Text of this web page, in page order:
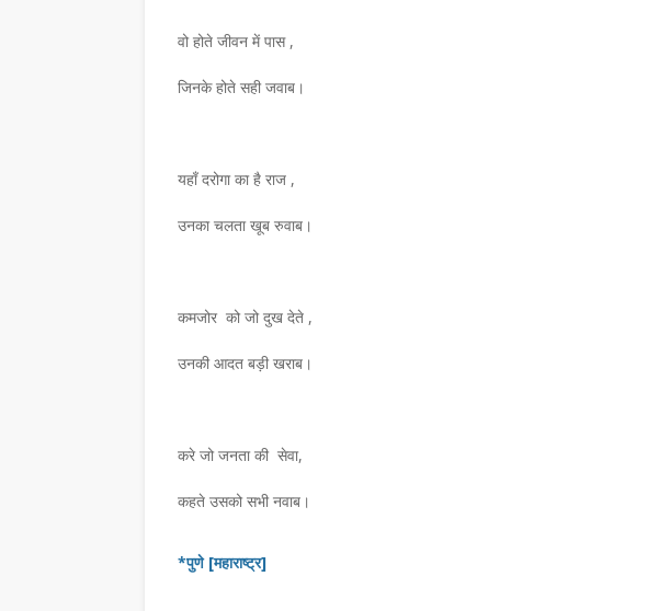
वो होते जीवन में पास ,
जिनके होते सही जवाब।
यहाँ दरोगा का है राज ,
उनका चलता खूब रुवाब।
कमजोर को जो दुख देते ,
उनकी आदत बड़ी खराब।
करे जो जनता की सेवा,
कहते उसको सभी नवाब।
*पुणे [महाराष्ट्र]
में सम्मानितउज्जैन। हिंदी पुस्तकालय
समाचार
संवेदनाओं का दर्पण : संजय मेहता
प्रेमचंद का साहित्य आज भी समाज की संवेदनाओं का दर्पण : संजय